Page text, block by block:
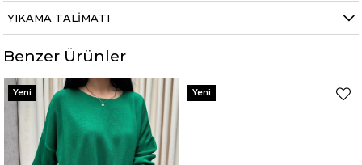
YIKAMA TALIMATI
Benzer Ürünler
Yeni Yeni